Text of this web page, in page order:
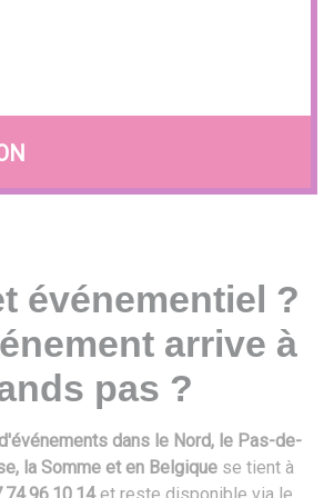
événementiel ?
arrive à
pas ?
dans le Nord, le Pas-de-
la Somme et en Belgique se tient à